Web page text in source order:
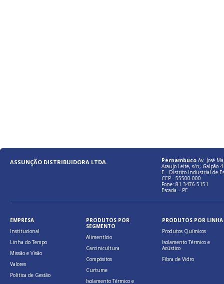
ASSUNÇÃO DISTRIBUIDORA LTDA. Pernambuco Av. José
Araujo Leite, s/n, Galpão 4
E - Distrito Industrial de
CEP - 55500-000
Fone: 81 3476-5151
Escada – PE
EMPRESA
Institucional
Linha do Tempo
Missão e Visão
Valores
Politica de Gestão
PRODUTOS POR
SEGMENTO
Alimentício
Carcinicultura
Compósitos
Curtume
Isolamento Térmico e
PRODUTOS POR LINHA
Produtos Químicos
Isolamento Térmico e
Acústico
Fibra de Vidro